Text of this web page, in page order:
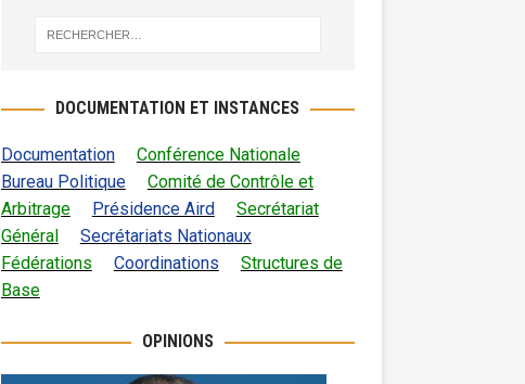
DOCUMENTATION ET INSTANCES
Documentation
Conférence Nationale
Bureau Politique
Comité de Contrôle et
Arbitrage
Présidence Aird
Secrétariat
Général
Secrétariats Nationaux
Fédérations
Coordinations
Structures de
Base
OPINIONS